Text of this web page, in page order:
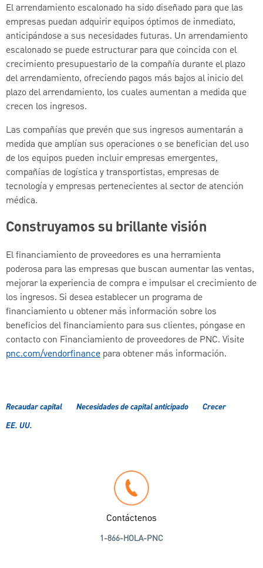
El arrendamiento escalonado ha sido diseñado para que las
empresas puedan adquirir equipos óptimos de inmediato,
anticipándose a sus necesidades futuras. Un arrendamiento
escalonado se puede estructurar para que coincida con el
crecimiento presupuestario de la compañía durante el plazo
del arrendamiento, ofreciendo pagos más bajos al inicio del
plazo del arrendamiento, los cuales aumentan a medida que
crecen los ingresos.
Las compañías que prevén que sus ingresos aumentarán a
medida que amplían sus operaciones o se benefician del uso
de los equipos pueden incluir empresas emergentes,
compañías de logística y transportistas, empresas de
tecnología y empresas pertenecientes al sector de atención
médica.
Construyamos su brillante visión
El financiamiento de proveedores es una herramienta
poderosa para las empresas que buscan aumentar las ventas,
mejorar la experiencia de compra e impulsar el crecimiento de
los ingresos. Si desea establecer un programa de
financiamiento u obtener más información sobre los
beneficios del financiamiento para sus clientes, póngase en
contacto con Financiamiento de proveedores de PNC. Visite
pnc.com/vendorfinance para obtener más información.
Recaudar capital Necesidades de capital anticipado
Crecer
EE. UU.
Contáctenos
1-866-HOLA-PNC